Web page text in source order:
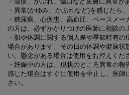
・異常(かゆみ、かぶれなど)を感じたら
・糖尿病、心疾患、高血圧、ペースメ
の方は、必ずかかりつけの医師に相談の
・肌や体調に関する個人差や季節特有
場合があります。その日の体調や健康状
い。懸念がある場合は使用をお控えくだ
・妊娠中の方は、現状のところ異常の
感じた場合はすぐに使用を中止し、医
さい。